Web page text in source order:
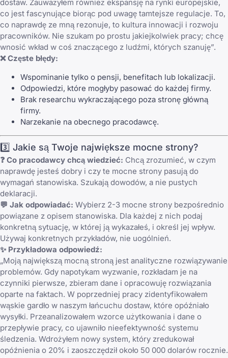
dostaw. Zauważyłem również ekspansję na rynki europejskie,
co jest fascynujące biorąc pod uwagę tamtejsze regulacje. To,
co naprawdę ze mną rezonuje, to kultura innowacji i rozwoju
pracowników. Nie szukam po prostu jakiejkolwiek pracy; chcę
wnosić wkład w coś znaczącego z ludźmi, których szanuję”.
❌ Częste błędy:
Wspominanie tylko o pensji, benefitach lub lokalizacji.
Odpowiedzi, które mogłyby pasować do każdej firmy.
Brak researchu wykraczającego poza stronę główną
firmy.
Narzekanie na obecnego pracodawcę.
3️⃣ Jakie są Twoje największe mocne strony?
❓ Co pracodawcy chcą wiedzieć: Chcą zrozumieć, w czym
naprawdę jesteś dobry i czy te mocne strony pasują do
wymagań stanowiska. Szukają dowodów, a nie pustych
deklaracji.
💬 Jak odpowiadać: Wybierz 2-3 mocne strony bezpośrednio
powiązane z opisem stanowiska. Dla każdej z nich podaj
konkretną sytuację, w której ją wykazałeś, i określ jej wpływ.
Używaj konkretnych przykładów, nie uogólnień.
✨ Przykładowa odpowiedź:
„Moją największą mocną stroną jest analityczne rozwiązywanie
problemów. Gdy napotykam wyzwanie, rozkładam je na
czynniki pierwsze, zbieram dane i opracowuję rozwiązania
oparte na faktach. W poprzedniej pracy zidentyfikowałem
wąskie gardło w naszym łańcuchu dostaw, które opóźniało
wysyłki. Przeanalizowałem wzorce użytkowania i dane o
przepływie pracy, co ujawniło nieefektywność systemu
śledzenia. Wdrożyłem nowy system, który zredukował
opóźnienia o 20% i zaoszczędził około 50 000 dolarów rocznie.